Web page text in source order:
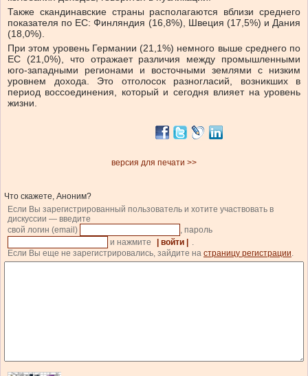
Также скандинавские страны располагаются вблизи среднего
показателя по ЕС: Финляндия (16,8%), Швеция (17,5%) и Дания
(18,0%).
При этом уровень Германии (21,1%) немного выше среднего по
ЕС (21,0%), что отражает различия между промышленными
юго-западными регионами и восточными землями с низким
уровнем дохода. Это отголосок разногласий, возникших в
период воссоединения, который и сегодня влияет на уровень
жизни.
версия для печати >>
Что скажете, Аноним?
Если Вы зарегистрированный пользователь и хотите участвовать в
дискуссии — введите
свой логин (email)
, пароль
и нажмите
| войти |
.
Если Вы еще не зарегистрировались, зайдите на страницу регистрации.